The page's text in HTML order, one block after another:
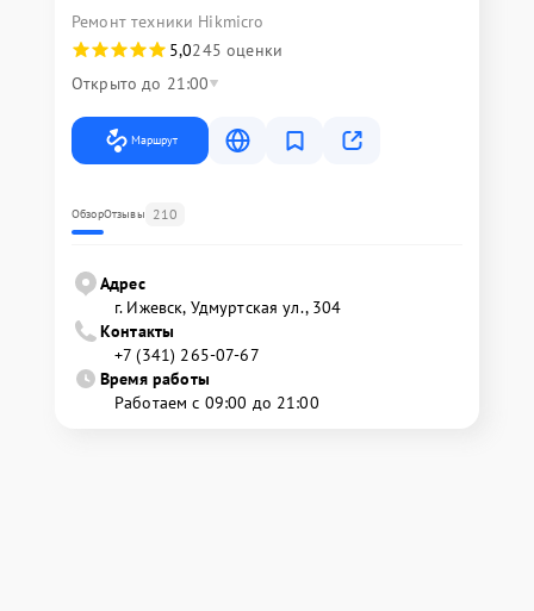
Ремонт техники Hikmicro
5,0245 оценки
Открыто до 21:00
Маршрут
ОбзорОтзывы 210
Адрес
г. Ижевск, Удмуртская ул., 304
Контакты
+7 (341) 265-07-67
Время работы
Работаем с 09:00 до 21:00